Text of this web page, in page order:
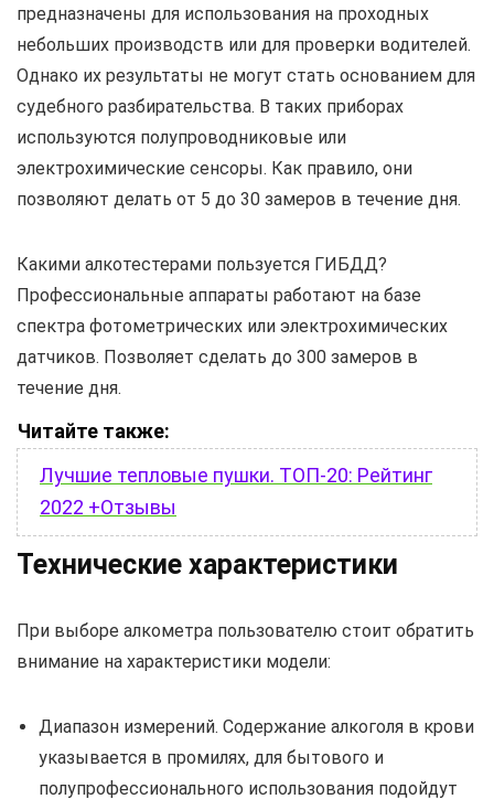
предназначены для использования на проходных
небольших производств или для проверки водителей.
Однако их результаты не могут стать основанием для
судебного разбирательства. В таких приборах
используются полупроводниковые или
электрохимические сенсоры. Как правило, они
позволяют делать от 5 до 30 замеров в течение дня.
Какими алкотестерами пользуется ГИБДД?
Профессиональные аппараты работают на базе
спектра фотометрических или электрохимических
датчиков. Позволяет сделать до 300 замеров в
течение дня.
Читайте также:
Лучшие тепловые пушки. ТОП-20: Рейтинг
2022 +Отзывы
Технические характеристики
При выборе алкометра пользователю стоит обратить
внимание на характеристики модели:
Диапазон измерений. Содержание алкоголя в крови
указывается в промилях, для бытового и
полупрофессионального использования подойдут